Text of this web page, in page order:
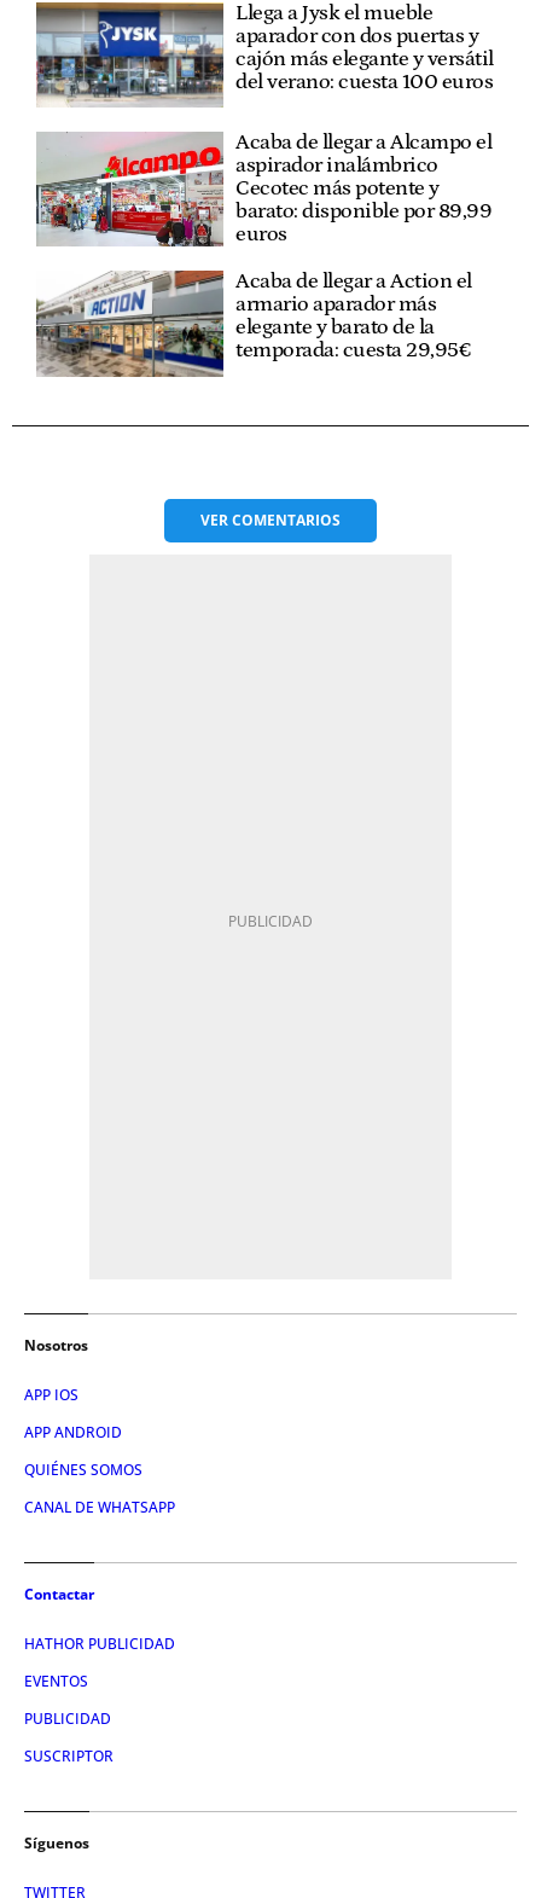
Llega a Jysk el mueble
aparador con dos puertas y
cajón más elegante y versátil
del verano: cuesta 100 euros
Acaba de llegar a Alcampo el
aspirador inalámbrico
Cecotec más potente y
barato: disponible por 89,99
euros
Acaba de llegar a Action el
armario aparador más
elegante y barato de la
temporada: cuesta 29,95€
VERCOMENTARIOS
Nosotros
APP IOS
APP ANDROID
QUIÉNES SOMOS
CANAL DE WHATSAPP
Contactar
HATHOR PUBLICIDAD
EVENTOS
PUBLICIDAD
SUSCRIPTOR
Síguenos
TWITTER